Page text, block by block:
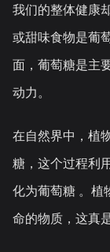
我们的整体健康
或甜味食物是葡
面，葡萄糖是主
动力。
在自然界中，植
糖，这个过程利
化为葡萄糖 。植
命的物质，这真